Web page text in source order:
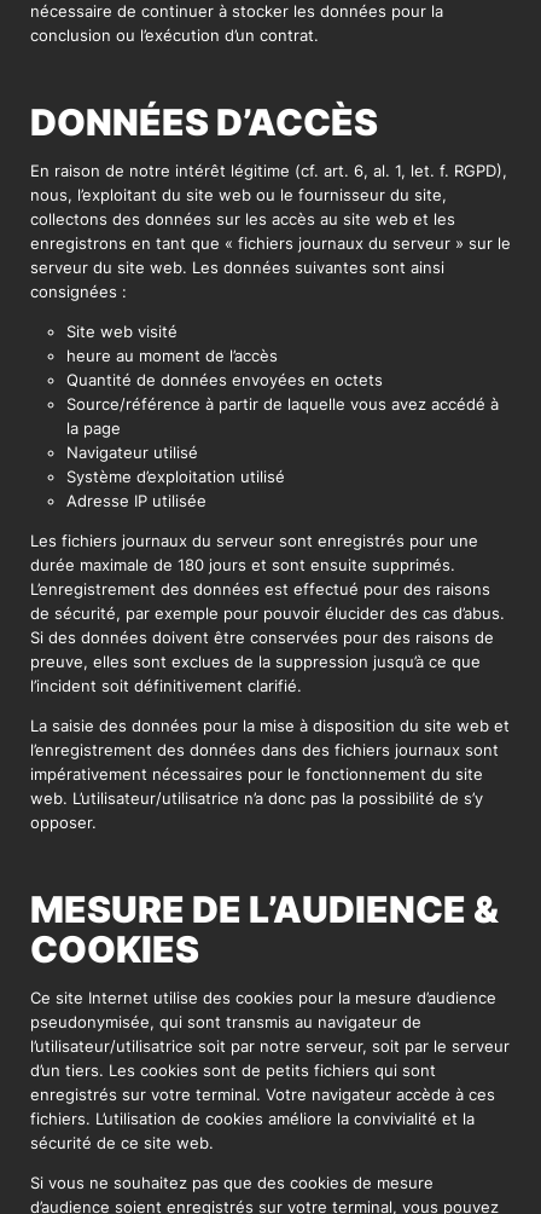
nécessaire de continuer à stocker les données pour la
conclusion ou l’exécution d’un contrat.
DONNÉES D’ACCÈS
En raison de notre intérêt légitime (cf. art. 6, al. 1, let. f. RGPD),
nous, l’exploitant du site web ou le fournisseur du site,
collectons des données sur les accès au site web et les
enregistrons en tant que « fichiers journaux du serveur » sur le
serveur du site web. Les données suivantes sont ainsi
consignées :
Site web visité
heure au moment de l’accès
Quantité de données envoyées en octets
Source/référence à partir de laquelle vous avez accédé à
la page
Navigateur utilisé
Système d’exploitation utilisé
Adresse IP utilisée
Les fichiers journaux du serveur sont enregistrés pour une
durée maximale de 180 jours et sont ensuite supprimés.
L’enregistrement des données est effectué pour des raisons
de sécurité, par exemple pour pouvoir élucider des cas d’abus.
Si des données doivent être conservées pour des raisons de
preuve, elles sont exclues de la suppression jusqu’à ce que
l’incident soit définitivement clarifié.
La saisie des données pour la mise à disposition du site web et
l’enregistrement des données dans des fichiers journaux sont
impérativement nécessaires pour le fonctionnement du site
web. L’utilisateur/utilisatrice n’a donc pas la possibilité de s’y
opposer.
MESURE DE L’AUDIENCE &
COOKIES
Ce site Internet utilise des cookies pour la mesure d’audience
pseudonymisée, qui sont transmis au navigateur de
l’utilisateur/utilisatrice soit par notre serveur, soit par le serveur
d’un tiers. Les cookies sont de petits fichiers qui sont
enregistrés sur votre terminal. Votre navigateur accède à ces
fichiers. L’utilisation de cookies améliore la convivialité et la
sécurité de ce site web.
Si vous ne souhaitez pas que des cookies de mesure
d’audience soient enregistrés sur votre terminal, vous pouvez